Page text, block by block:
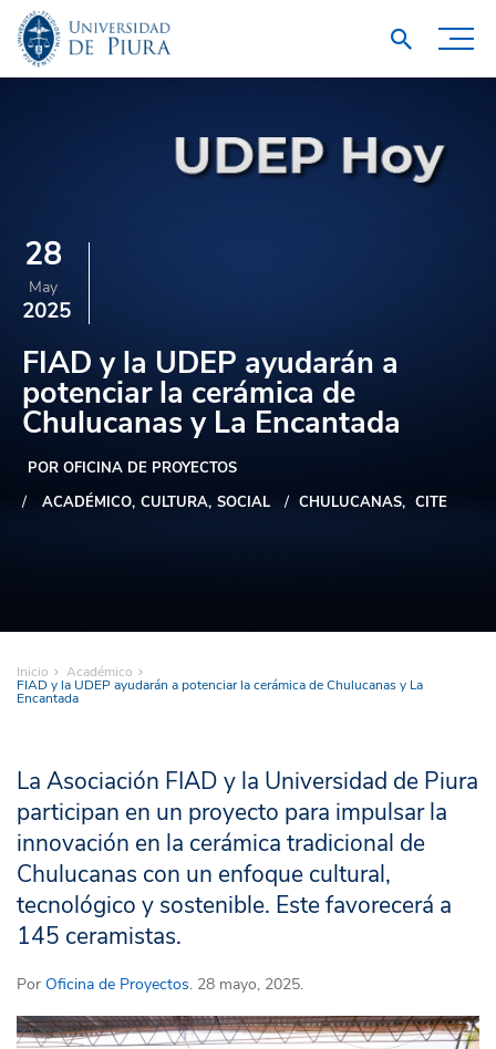
28
May
2025
FIAD y la UDEP ayudarán a
potenciar la cerámica de
Chulucanas y La Encantada
POR OFICINA DE PROYECTOS
ACADÉMICO CULTURA SOCIAL CHULUCANAS CITE
Inicio Académico
FIAD y la UDEP ayudarán a potenciar la cerámica de Chulucanas y La
Encantada
La Asociación FIAD y la Universidad de Piura
participan en un proyecto para impulsar la
innovación en la cerámica tradicional de
Chulucanas con un enfoque cultural,
tecnológico y sostenible. Este favorecerá a
145 ceramistas.
Por Oficina de Proyectos. 28 mayo, 2025.